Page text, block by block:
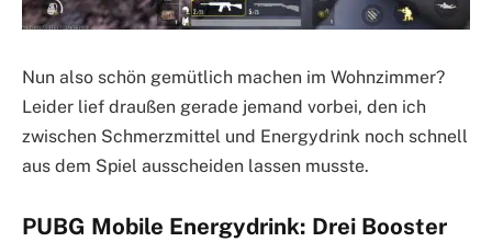
Nun also schön gemütlich machen im Wohnzimmer?
Leider lief draußen gerade jemand vorbei, den ich
zwischen Schmerzmittel und Energydrink noch schnell
aus dem Spiel ausscheiden lassen musste.
PUBG Mobile Energydrink: Drei Booster